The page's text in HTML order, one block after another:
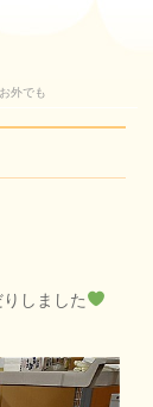
外でも
しました